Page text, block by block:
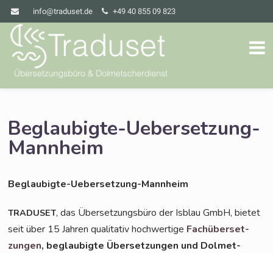
info@traduset.de +49 40 855 09 823
Beglaubigte-Uebersetzung-
Mannheim
Beglau­big­te-Ueber­set­zung-Mann­heim
TRADUSET, das Über­set­zungs­bü­ro der Isblau GmbH, bie­tet
seit über 15 Jah­ren qua­li­ta­tiv hoch­wer­ti­ge Fach­über­set­
zun­gen, beglau­big­te Über­set­zun­gen und Dol­met­